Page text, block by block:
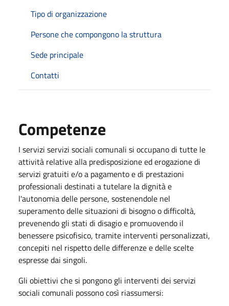
Tipo di organizzazione
Persone che compongono la struttura
Sede principale
Contatti
Competenze
I servizi servizi sociali comunali si occupano di tutte le
attività relative alla predisposizione ed erogazione di
servizi gratuiti e/o a pagamento e di prestazioni
professionali destinati a tutelare la dignità e
l'autonomia delle persone, sostenendole nel
superamento delle situazioni di bisogno o difficoltà,
prevenendo gli stati di disagio e promuovendo il
benessere psicofisico, tramite interventi personalizzati,
concepiti nel rispetto delle differenze e delle scelte
espresse dai singoli.
Gli obiettivi che si pongono gli interventi dei servizi
sociali comunali possono così riassumersi: